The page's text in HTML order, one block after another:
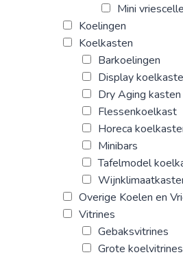
Mini
Koelingen
Koelkasten
Barkoelingen
Display
Dry Aging kasten
Flessenkoelkast
Horeca
Minibars
Tafelmodel
Overige Koelen en
Vitrines
Gebaksvitrines
Grote koelvitrines